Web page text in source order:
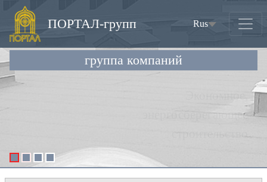
ПОРТАЛ-групп
(current) Rus
группа компаний